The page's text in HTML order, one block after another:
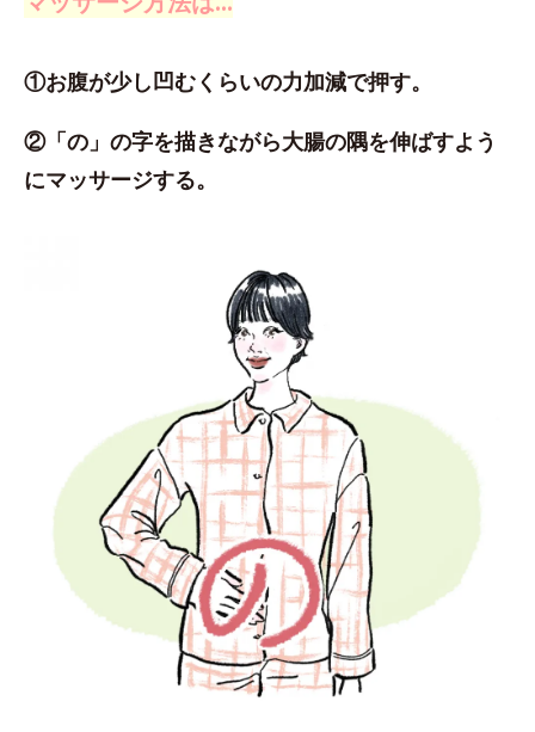
①お腹が少し凹むくらいの力加減で押す。
②「の」の字を描きながら大腸の隅を伸ばすよう
にマッサージする。